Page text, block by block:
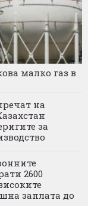
малко газ в
на
за
2600
заплата до